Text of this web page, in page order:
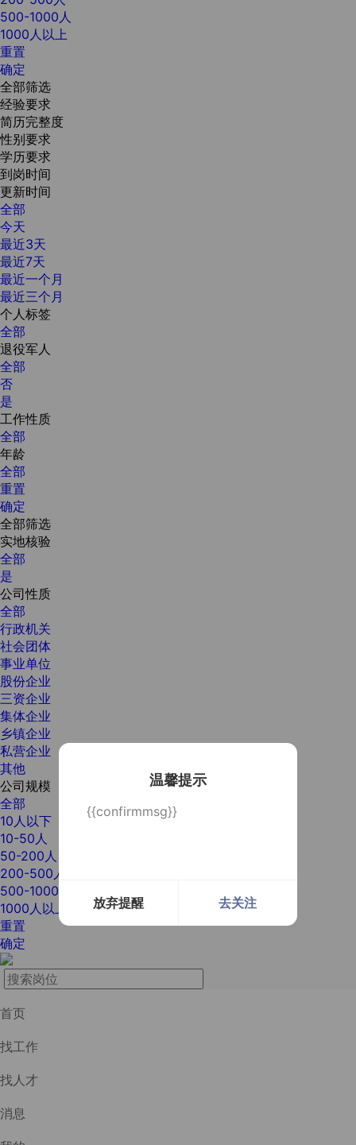
温馨提示
{{confirmmsg}}
放弃提醒 去关注
500-1000人
1000人以上
重置
确定
全部筛选
经验要求
简历完整度
性别要求
学历要求
到岗时间
更新时间
全部
今天
最近3天
最近7天
最近一个月
最近三个月
个人标签
全部
退役军人
全部
否
是
工作性质
全部
年龄
全部
重置
确定
全部筛选
实地核验
全部
是
公司性质
全部
行政机关
社会团体
事业单位
股份企业
三资企业
集体企业
乡镇企业
私营企业
其他
公司规模
全部
10人以下
10-50人
50-200人
200-500人
500-1000人
1000人以上
重置
确定
首页
找工作
找人才
消息